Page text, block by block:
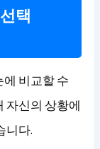
택
비교할 수
자신의 상황에
니다.